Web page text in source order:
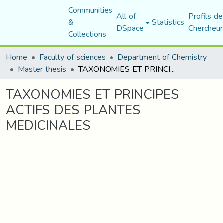
Communities
&
Collections
All of
DSpace Statistics Profils
Home
Faculty of sciences Department of Chemistry
Master thesis TAXONOMIES ET PRINCIPES ACTIFS DES PLANTES MEDICINALES
TAXONOMIES ET PRINCIPES
ACTIFS DES PLANTES
MEDICINALES